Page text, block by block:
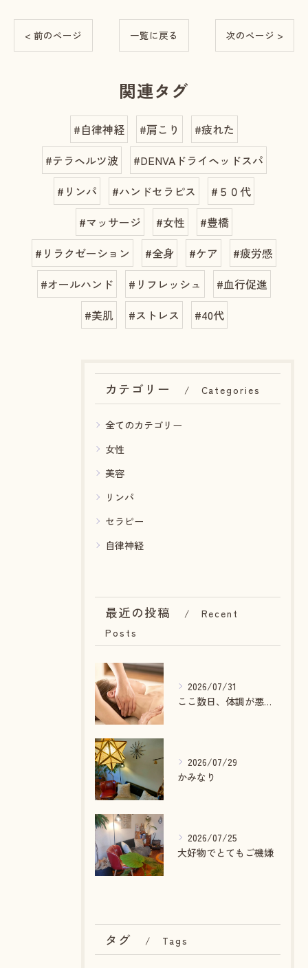
< 前のページ 一覧に戻る 次のページ >
関連タグ
#自律神経 #肩こり
#疲れた
#テラヘルツ波
#DENVAドライヘッドスパ
#リンパ
#ハンドセラピス
#５０代
#マッサージ
#女性
#豊橋
#リラクゼーション
#全身 #ケア
#疲労感
#オールハンド
#リフレッシュ
#血行促進
#美肌
#ストレス #40代
カテゴリー Categories
全てのカテゴリー
女性
美容
リンパ
セラピー
自律神経
最近の投稿
Recent
Posts
2026/07/31
ここ数日、体調が悪いあなたへ
2026/07/29
かみなり
2026/07/25
大好物でとてもご機嫌
タグ Tags